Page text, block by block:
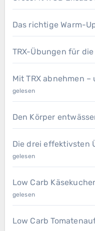
Das richtige Warm-
TRX-Übungen für die
Mit TRX abnehmen
gelesen
Den Körper
Die drei effektivsten
gelesen
Low Carb
gelesen
Low Carb